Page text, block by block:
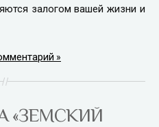
залогом вашей жизни и
«ЗЕМСКИЙ